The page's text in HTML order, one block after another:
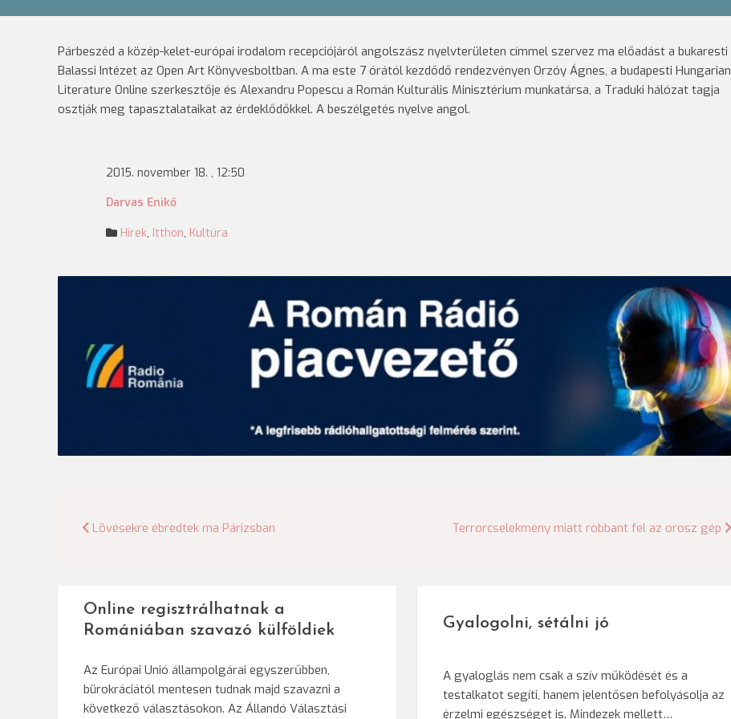
Párbeszéd a közép-kelet-európai irodalom recepciójáról angolszász nyelvterületen címmel szervez ma előadást a bukaresti
Balassi Intézet az Open Art Könyvesboltban. A ma este 7 órától kezdődő rendezvényen Orzóy Ágnes, a budapesti Hungarian
Literature Online szerkesztője és Alexandru Popescu a Román Kulturális Minisztérium munkatársa, a Traduki hálózat tagja
osztják meg tapasztalataikat az érdeklődőkkel. A beszélgetés nyelve angol.
2015. november 18. , 12:50
Darvas Enikő
Hírek, Itthon, Kultúra
Bejegyzés
Lövésekre ébredtek ma Párizsban Terrorcselekmény miatt robbant fel az orosz gép
Online regisztrálhatnak a
Romániában szavazó külföldiek
Az Európai Unió állampolgárai egyszerűbben,
bürokráciától mentesen tudnak majd szavazni a
következő választásokon. Az Állandó Választási
Gyalogolni, sétálni jó
A gyaloglás nem csak a szív működését és a
testalkatot segíti, hanem jelentősen befolyásolja az
érzelmi egészséget is. Mindezek mellett…